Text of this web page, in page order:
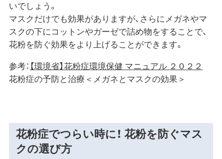
いでしょう。
マスクだけでも効果がありますが、さらにメガネやマ
スクの下にコットンやガーゼで詰め物をすることで、
花粉を防ぐ効果をより上げることができます。
参考： 【環境省】花粉症環境保健 マニュアル ２０２２
花粉症の予防と治療＜メガネとマスクの効果＞
花粉症でつらい時に！ 花粉を防ぐマス
クの選び方